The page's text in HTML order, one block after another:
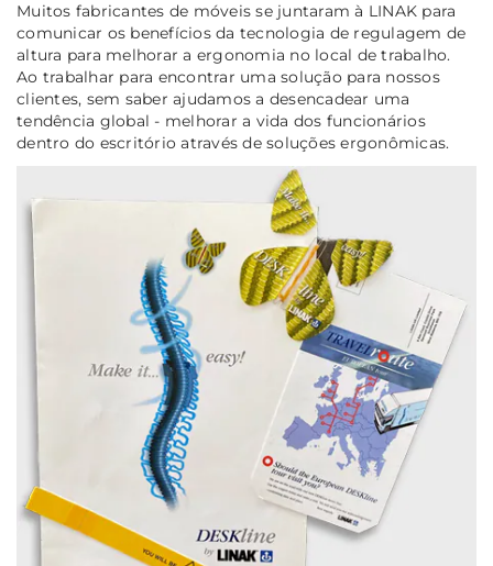
Muitos fabricantes de móveis se juntaram à LINAK para
comunicar os benefícios da tecnologia de regulagem de
altura para melhorar a ergonomia no local de trabalho.
Ao trabalhar para encontrar uma solução para nossos
clientes, sem saber ajudamos a desencadear uma
tendência global - melhorar a vida dos funcionários
dentro do escritório através de soluções ergonômicas.